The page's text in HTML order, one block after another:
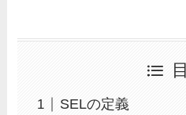
SELの定義